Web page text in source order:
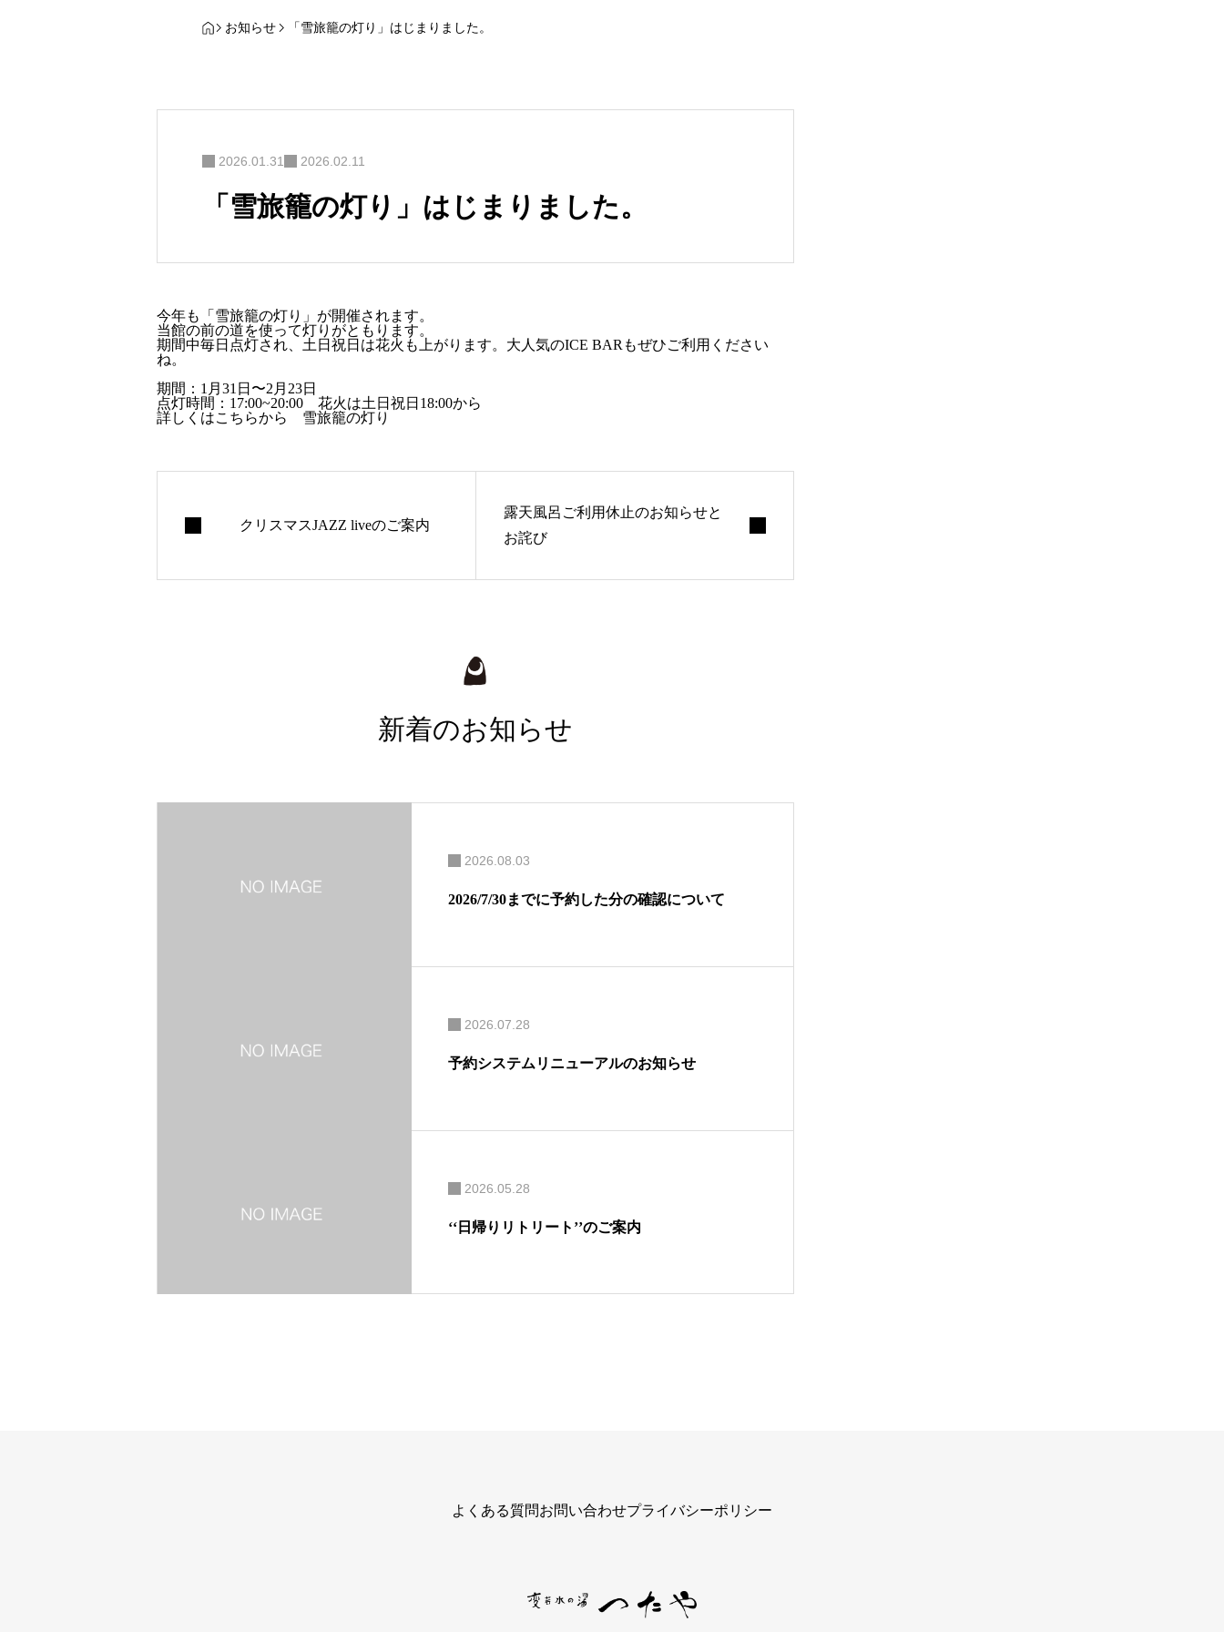
お知らせ 「雪旅籠の灯り」はじまりました。
2026.01.31 2026.02.11
「雪旅籠の灯り」はじまりました。
今年も「雪旅籠の灯り」が開催されます。
当館の前の道を使って灯りがともります。
期間中毎日点灯され、土日祝日は花火も上がります。大人気のICE BARもぜひご利用ください
ね。
期間：1月31日〜2月23日
点灯時間：17:00~20:00 花火は土日祝日18:00から
詳しくはこちらから 雪旅籠の灯り
クリスマスJAZZ liveのご案内
露天風呂ご利用休止のお知らせと
お詫び
新着のお知らせ
2026.08.03
2026/7/30までに予約した分の確認について
2026.07.28
予約システムリニューアルのお知らせ
2026.05.28
‘‘日帰りリトリート’’のご案内
よくある質問お問い合わせプライバシーポリシー